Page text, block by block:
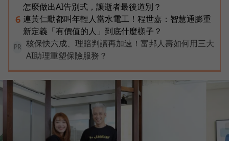
怎麼做出AI告別式，讓逝者最後道別？
6 連黃仁勳都叫年輕人當水電工！程世嘉：智慧通膨重
新定義「有價值的人」到底什麼樣子？
PR
核保快六成、理賠判讀再加速！富邦人壽如何用三大
AI助理重塑保險服務？